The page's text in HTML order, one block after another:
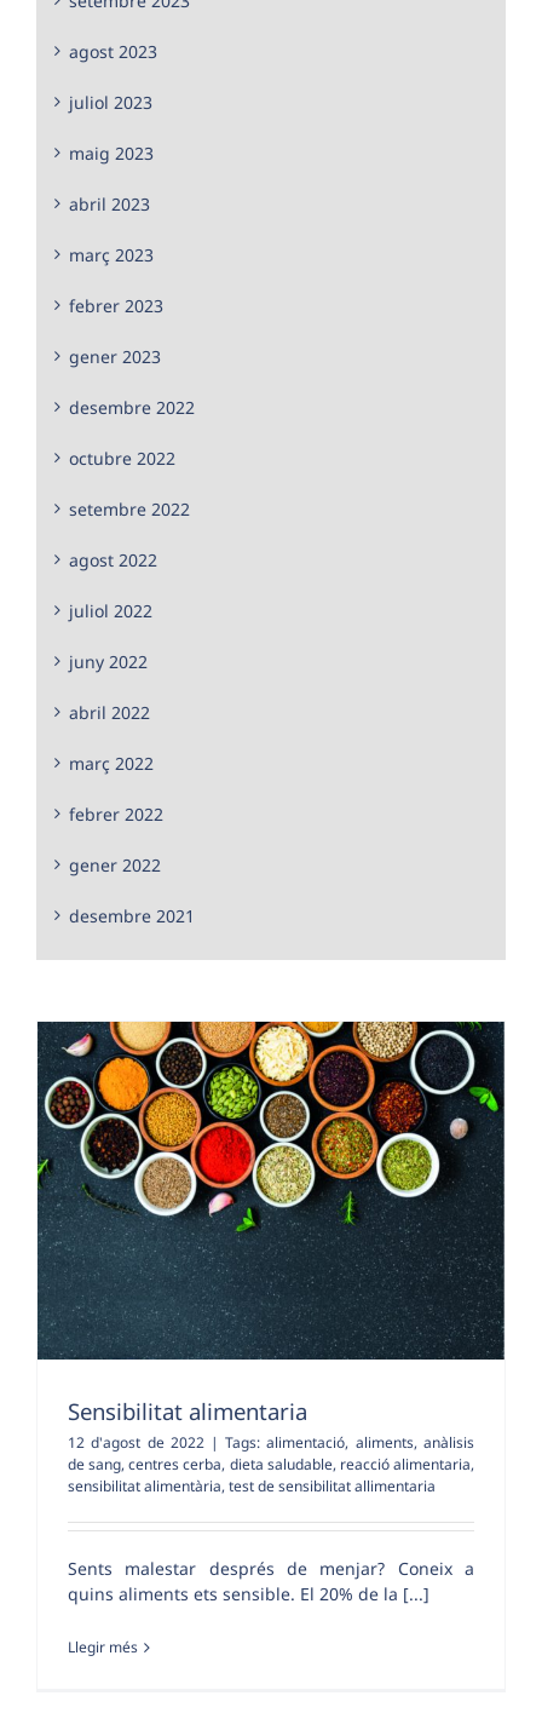
Sensibilitat alimentaria
12 d'agost de 2022 | Tags:alimentació, aliments,anàlisis
de sang,centres cerba, dieta saludable, reacció alimentaria,
sensibilitat alimentària, test de sensibilitat allimentaria
Sents malestar després de menjar? Coneix a
quins aliments ets sensible. El 20% de la [...]
Llegir més
agost 2023
juliol 2023
maig 2023
abril 2023
març 2023
febrer 2023
gener 2023
desembre 2022
octubre 2022
setembre 2022
agost 2022
juliol 2022
juny 2022
abril 2022
març 2022
febrer 2022
gener 2022
desembre 2021